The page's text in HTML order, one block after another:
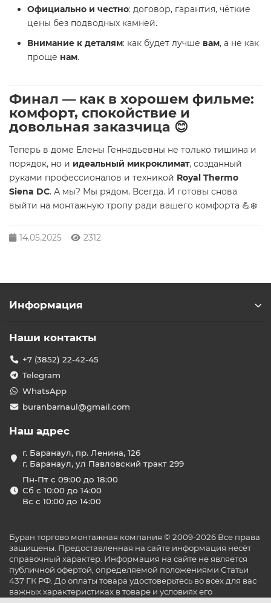
Официально и честно: договор, гарантия, чёткие
цены без подводных камней.
Внимание к деталям: как будет лучше вам, а не как
проще нам.
Финал — как в хорошем фильме:
комфорт, спокойствие и
довольная заказчица 😊
Теперь в доме Елены Геннадьевны не только тишина и
порядок, но и идеальный микроклимат, созданный
руками профессионалов и техникой Royal Thermo
Siena DC. А мы? Мы рядом. Всегда. И готовы снова
выйти на монтажную тропу ради вашего комфорта 💪❄️
14.05.2025 2312
Информация
Наши контакты
+7 (3852) 22-42-45
Telegram
WhatsApp
buranbarnaul@gmail.com
Наш адрес
г. Баранаул, пр. Ленина, 126
г. Баранаул, ул Павловский тракт 299
Пн-Пт с 09:00 до 18:00
Сб с 10:00 до 14:00
Вс с 10:00 до 14:00
Буран торгово монтажная компания © 2009-2026 Все права
защищены. Предоставленная на сайте информация несёт
справочный характер. Информация на сайте не является
публичной офертой, определяемой положениями Статьи
437 ГК РФ. До оплаты товара удостоверьтесь во всех для вас
важных характеристиках в товаре и условиях его